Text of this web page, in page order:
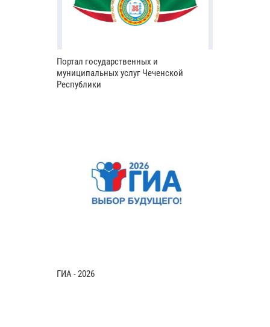
Портал государственных и
муниципальных услуг Чеченской
Республики
ГИА - 2026